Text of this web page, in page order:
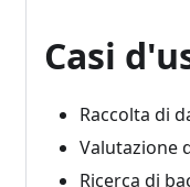
Casi
Raccolta di
Valutazione
Ricerca di